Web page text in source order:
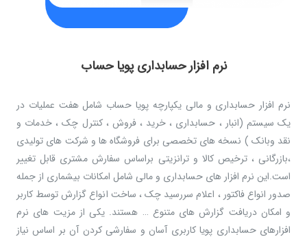
نرم افزار حسابداری پویا حساب
نرم افزار حسابداری و مالی یکپارچه پویا حساب شامل هفت عملیات در
یک سیستم (انبار ، حسابداری ، خرید ، فروش ، کنترل چک ، خدمات و
نقد وبانک ) نسخه های تخصصی برای فروشگاه ها و شرکت های تولیدی
،بازرگانی ، ترخیص کالا و ترانزیتی براساس سفارش مشتری قابل تغییر
است.این نرم افزار های حسابداری و مالی شامل امکانات بیشماری از جمله
صدور انواع فاکتور ، اعلام سررسید چک ، ساخت انواع گزارش توسط کاربر
و امکان دریافت گزارش های متنوع … هستند. یکی از مزیت های نرم
افزارهای حسابداری پویا کاربری آسان و سفارشی کردن آن بر اساس نیاز